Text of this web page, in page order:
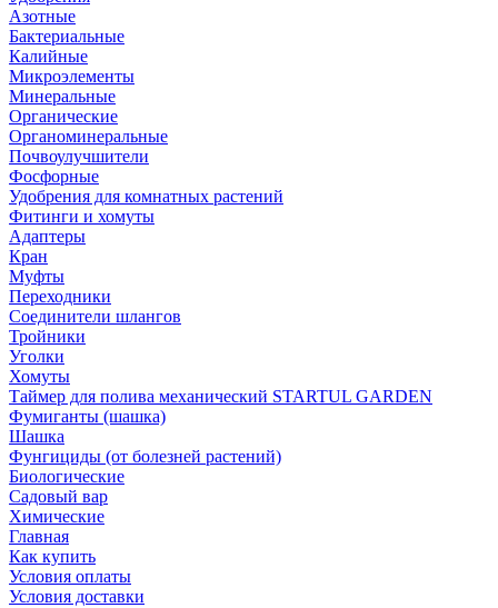
Азотные
Бактериальные
Калийные
Микроэлементы
Минеральные
Органические
Органоминеральные
Почвоулучшители
Фосфорные
Удобрения для комнатных растений
Фитинги и хомуты
Адаптеры
Кран
Муфты
Переходники
Соединители шлангов
Тройники
Уголки
Хомуты
Таймер для полива механический STARTUL GARDEN
Фумиганты (шашка)
Шашка
Фунгициды (от болезней растений)
Биологические
Садовый вар
Химические
Главная
Как купить
Условия оплаты
Условия доставки